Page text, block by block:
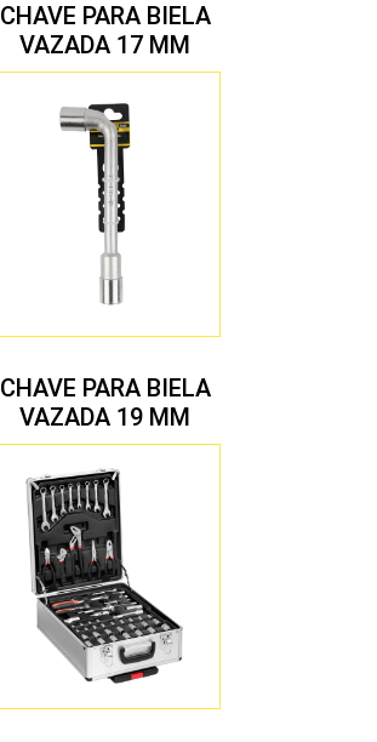
CHAVE PARA BIELA
VAZADA 17 MM
CHAVE PARA BIELA
VAZADA 19 MM